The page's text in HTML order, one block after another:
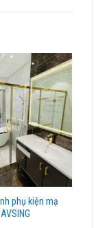
phụ kiện mạ